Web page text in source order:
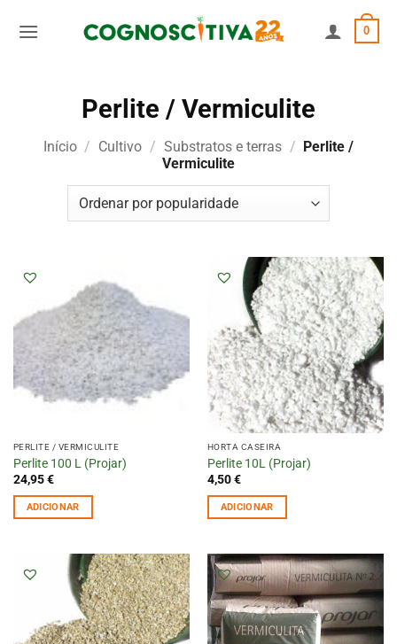
0
Perlite / Vermiculite
Início / Cultivo / Substratos e terras /
Perlite /
Vermiculite
PERLITE / VERMICULITE
Perlite 100 L (Projar)
24,95€
ADICIONAR
HORTA CASEIRA
Perlite 10L (Projar)
4,50€
ADICIONAR